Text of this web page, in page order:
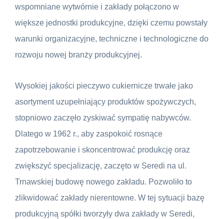
wspomniane wytwórnie i zakłady połączono w
większe jednostki produkcyjne, dzięki czemu powstały
warunki organizacyjne, techniczne i technologiczne do
rozwoju nowej branży produkcyjnej.
Wysokiej jakości pieczywo cukiernicze trwałe jako
asortyment uzupełniający produktów spożywczych,
stopniowo zaczęło zyskiwać sympatię nabywców.
Dlatego w 1962 r., aby zaspokoić rosnące
zapotrzebowanie i skoncentrować produkcję oraz
zwiększyć specjalizację, zaczęto w Seredi na ul.
Trnawskiej budowę nowego zakładu. Pozwoliło to
zlikwidować zakłady nierentowne. W tej sytuacji bazę
produkcyjną spółki tworzyły dwa zakłady w Seredi,